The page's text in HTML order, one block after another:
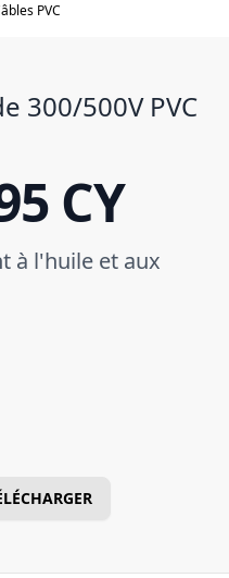
PVC
300/500V PVC
CY
à l'huile et aux